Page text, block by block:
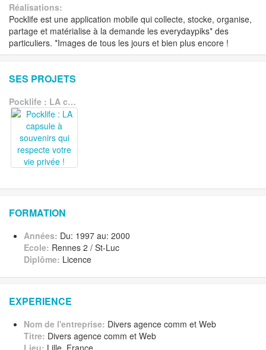
Réalisations:
Pocklife est une application mobile qui collecte, stocke, organise,
partage et matérialise à la demande les everydaypiks* des
particuliers. *Images de tous les jours et bien plus encore !
SES PROJETS
Pocklife : LA capsule à souvenirs qui respecte votre vie privée !
FORMATION
Années: Du: 1997 au: 2000
Ecole: Rennes 2 / St-Luc
Diplôme: Licence
EXPERIENCE
Nom de l'entreprise: Divers agence comm et Web
Titre: Divers agence comm et Web
Lieu: Lille, France